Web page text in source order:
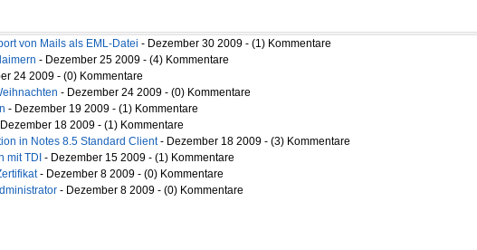
von Mails als EML-Datei - Dezember 30 2009 - (1) Kommentare
- Dezember 25 2009 - (4) Kommentare
24 2009 - (0) Kommentare
- Dezember 24 2009 - (0) Kommentare
- Dezember 19 2009 - (1) Kommentare
18 2009 - (1) Kommentare
in Notes 8.5 Standard Client- Dezember 18 2009 - (3) Kommentare
mit TDI - Dezember 15 2009 - (1) Kommentare
- Dezember 8 2009 - (0) Kommentare
- Dezember 8 2009 - (0) Kommentare